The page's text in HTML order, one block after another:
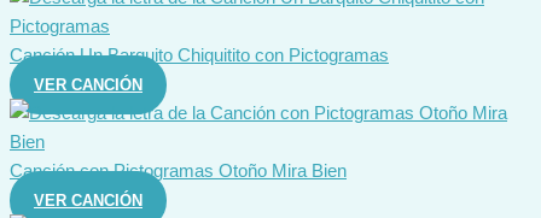
Canción Un Barquito Chiquitito con Pictogramas
VER CANCIÓN
Canción con Pictogramas Otoño Mira Bien
VER CANCIÓN